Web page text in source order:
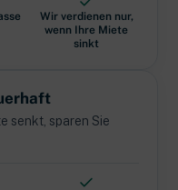
Wir verdienen nur,
wenn Ihre Miete
sinkt
senkt, sparen Sie